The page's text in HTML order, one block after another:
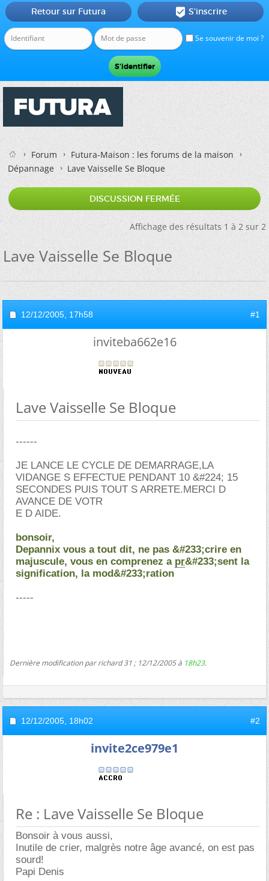
Se souvenir de moi ?
Retour sur Futura  S'inscrire
Forum
Futura-Maison : les forums de la maison
Dépannage
Lave Vaisselle Se Bloque
DISCUSSION FERMÉE
Affichage des résultats 1 à 2 sur 2
Lave Vaisselle Se Bloque
12/12/2005, 17h58 #1
inviteba662e16
Lave Vaisselle Se Bloque
------
JE LANCE LE CYCLE DE DEMARRAGE,LA
VIDANGE S EFFECTUE PENDANT 10 &#224; 15
SECONDES PUIS TOUT S ARRETE.MERCI D
AVANCE DE VOTR
E D AIDE.
bonsoir,
Depannix vous a tout dit, ne pas &#233;crire en
majuscule, vous en comprenez a pr&#233;sent la
signification, la mod&#233;ration
-----
Dernière modification par richard 31 ; 12/12/2005 à 18h23.
12/12/2005, 18h02 #2
invite2ce979e1
Re : Lave Vaisselle Se Bloque
Bonsoir à vous aussi,
Inutile de crier, malgrès notre âge avancé, on est pas
sourd!
Papi Denis